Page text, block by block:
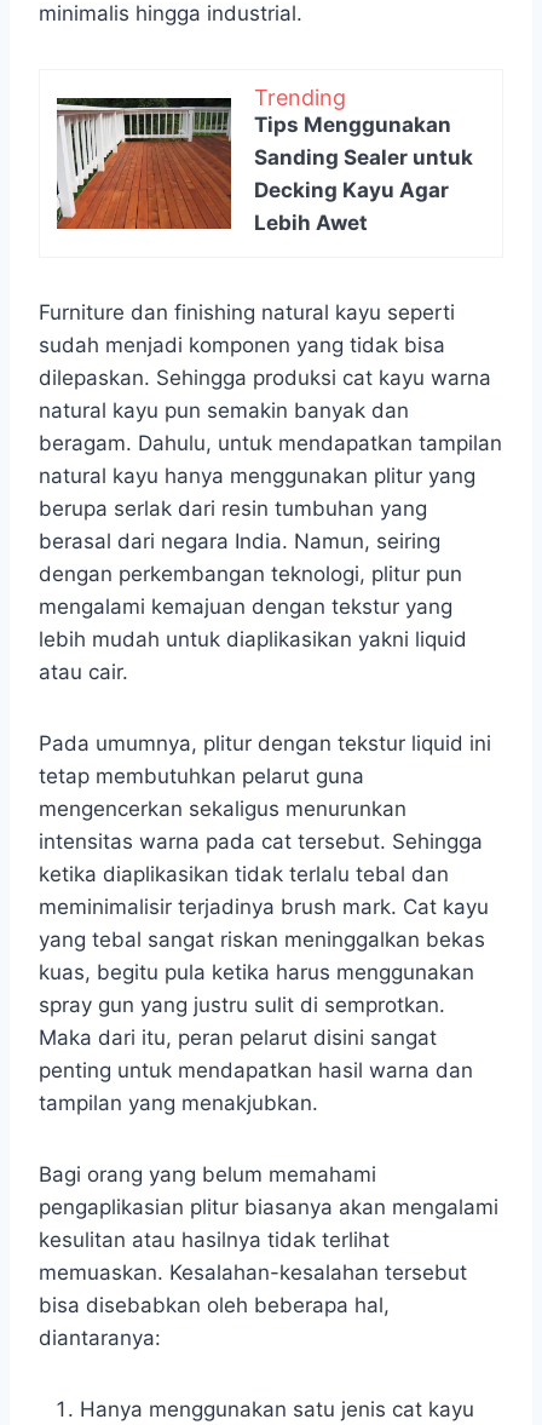
minimalis hingga industrial.
Trending
Tips Menggunakan
Sanding Sealer untuk
Decking Kayu Agar
Lebih Awet
Furniture dan finishing natural kayu seperti
sudah menjadi komponen yang tidak bisa
dilepaskan. Sehingga produksi cat kayu warna
natural kayu pun semakin banyak dan
beragam. Dahulu, untuk mendapatkan tampilan
natural kayu hanya menggunakan plitur yang
berupa serlak dari resin tumbuhan yang
berasal dari negara India. Namun, seiring
dengan perkembangan teknologi, plitur pun
mengalami kemajuan dengan tekstur yang
lebih mudah untuk diaplikasikan yakni liquid
atau cair.
Pada umumnya, plitur dengan tekstur liquid ini
tetap membutuhkan pelarut guna
mengencerkan sekaligus menurunkan
intensitas warna pada cat tersebut. Sehingga
ketika diaplikasikan tidak terlalu tebal dan
meminimalisir terjadinya brush mark. Cat kayu
yang tebal sangat riskan meninggalkan bekas
kuas, begitu pula ketika harus menggunakan
spray gun yang justru sulit di semprotkan.
Maka dari itu, peran pelarut disini sangat
penting untuk mendapatkan hasil warna dan
tampilan yang menakjubkan.
Bagi orang yang belum memahami
pengaplikasian plitur biasanya akan mengalami
kesulitan atau hasilnya tidak terlihat
memuaskan. Kesalahan-kesalahan tersebut
bisa disebabkan oleh beberapa hal,
diantaranya:
Hanya menggunakan satu jenis cat kayu